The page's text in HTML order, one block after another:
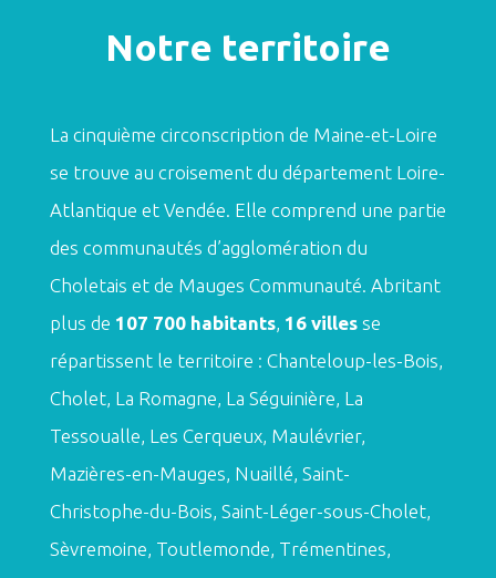
Notre territoire
La cinquième circonscription de Maine-et-Loire
se trouve au croisement du département Loire-
Atlantique et Vendée. Elle comprend une partie
des communautés d’agglomération du
Choletais et de Mauges Communauté. Abritant
plus de 107 700 habitants, 16 villesse
répartissent le territoire : Chanteloup-les-Bois,
Cholet, La Romagne, La Séguinière, La
Tessoualle, Les Cerqueux, Maulévrier,
Mazières-en-Mauges, Nuaillé, Saint-
Christophe-du-Bois, Saint-Léger-sous-Cholet,
Sèvremoine, Toutlemonde, Trémentines,